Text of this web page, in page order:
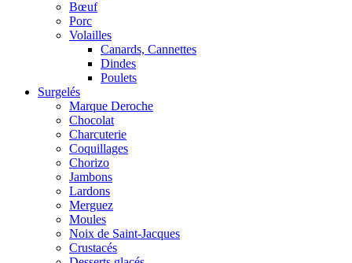
Bœuf
Porc
Volailles
Canards, Cannettes
Dindes
Poulets
Surgelés
Marque Deroche
Chocolat
Charcuterie
Coquillages
Chorizo
Jambons
Lardons
Merguez
Moules
Noix de Saint-Jacques
Crustacés